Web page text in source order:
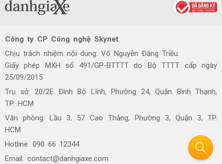
Công ty CP Công nghệ Skynet
Chịu trách nhiệm nội dung: Võ Nguyễn Đăng Triều.
Giấy phép MXH số 491/GP-BTTTT do Bộ TTTT cấp ngày
25/09/2015
Trụ sở: 20/2E Đinh Bộ Lĩnh, Phường 24, Quận Bình Thạnh,
TP. HCM
Văn phòng: Lầu 3, 57 Cao Thắng, Phường 3, Quận 3, TP.
HCM
Hotline: 090 66 12344
Email: contact@danhgiaxe.com